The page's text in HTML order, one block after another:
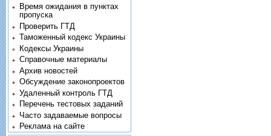
Время ожидания в пунктах
пропуска
Проверить ГТД
Таможенный кодекс Украины
Кодексы Украины
Справочные материалы
Архив новостей
Обсуждение законопроектов
Удаленный контроль ГТД
Перечень тестовых заданий
Часто задаваемые вопросы
Реклама на сайте